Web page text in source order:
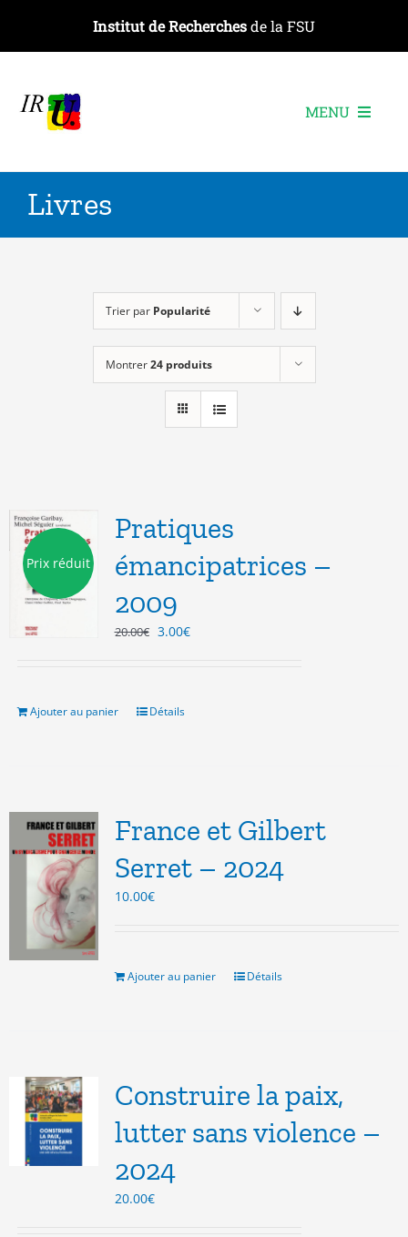
contenu
Institut de Recherchesde la FSU
MENU
Les recherches
Les événements
Livres
Trier par Popularité
Montrer24 produits
Prix réduit
Pratiques
émancipatrices –
2009
20.00€ Le
20.00€.
3.00€Le
Ajouter au panier Détails
France et Gilbert
Serret – 2024
10.00€
Ajouter au panier Détails
Construire la paix,
lutter sans violence –
2024
20.00€